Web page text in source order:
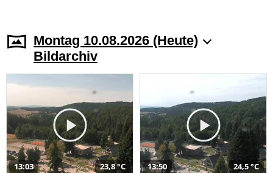
Montag 10.08.2026 (Heute)
Bildarchiv
13:03 23,8 °C 13:50 24,5 °C